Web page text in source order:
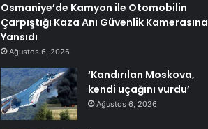
Osmaniye’de Kamyon ile Otomobilin
Çarpıştığı Kaza Anı Güvenlik Kamerasına
Yansıdı
Ağustos 6, 2026
‘Kandırılan Moskova,
kendi uçağını vurdu’
Ağustos 6, 2026